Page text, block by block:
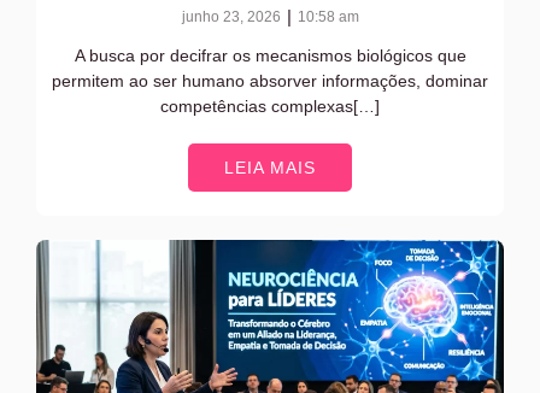
junho 23, 2026 | 10:58 am
A busca por decifrar os mecanismos biológicos que
permitem ao ser humano absorver informações, dominar
competências complexas[…]
LEIA MAIS